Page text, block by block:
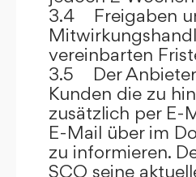
3.4 Freigaben
vereinbarten
3.5 Der
Kunden die zu
zusätzlich per E-
E-Mail über im
zu informieren.
SCO seine